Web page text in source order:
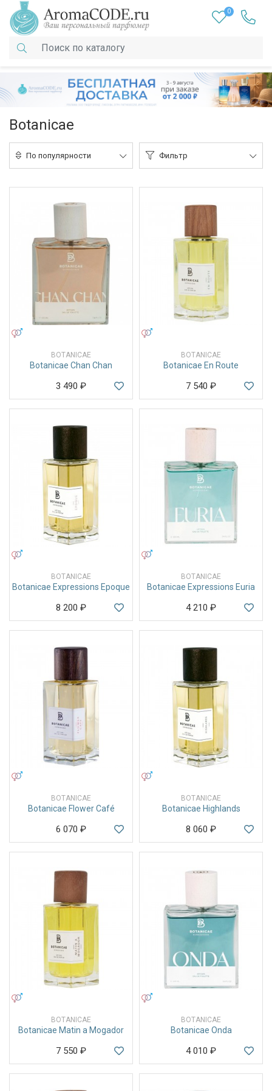
0
Botanicae
По популярности Фильтр
BOTANICAE
Botanicae Chan Chan
3 490 ₽
BOTANICAE
Botanicae En Route
7 540 ₽
BOTANICAE
Botanicae Expressions Epoque
8 200 ₽
BOTANICAE
Botanicae Expressions Euria
4 210 ₽
BOTANICAE
Botanicae Flower Café
6 070 ₽
BOTANICAE
Botanicae Highlands
8 060 ₽
BOTANICAE
Botanicae Matin a Mogador
7 550 ₽
BOTANICAE
Botanicae Onda
4 010 ₽